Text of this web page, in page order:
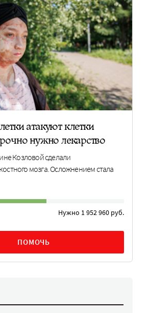
атакуют клетки
нужно лекарство
Козловой сделали
мозга. Осложнением стала
Нужно 1 952 960 руб.
ПОМОЧЬ